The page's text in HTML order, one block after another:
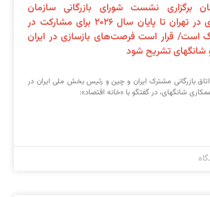
برگزاری نشست شورای بازرگانی سازمان
همکاری‎های شانگهای در تهران تا پایان سال ۲۰۲۶ برای مشارکت در
است/ قرار است فرصت‌های بازسازی در ایران
شانگهای تشریح شود
بازرگانی مشترک ایران و چین و رئیس بخش ملی ایران در
شانگهای، در گفتگو با «خانه اقتصاد»: